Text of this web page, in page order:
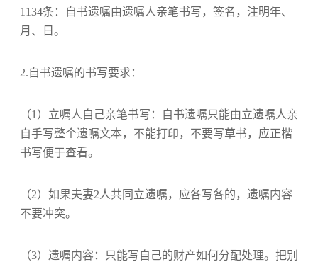
1134条：自书遗嘱由遗嘱人亲笔书写，签名，注明年、
月、日。
2.自书遗嘱的书写要求：
（1）立嘱人自己亲笔书写：自书遗嘱只能由立遗嘱人亲
自手写整个遗嘱文本，不能打印，不要写草书，应正楷
书写便于查看。
（2）如果夫妻2人共同立遗嘱，应各写各的，遗嘱内容
不要冲突。
（3）遗嘱内容：只能写自己的财产如何分配处理。把别